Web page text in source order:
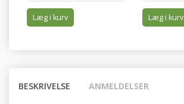
Læg i kurv Læg i kurv
BESKRIVELSE ANMELDELSER